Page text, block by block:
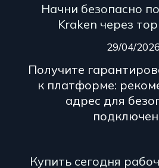
Начни безопасно
Kraken через
29/04/2026
Получите
к платформе:
адрес для
Купить сегодня